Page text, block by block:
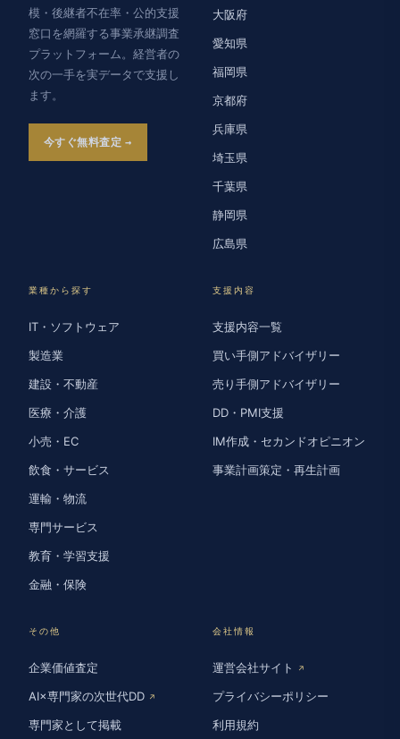
模・後継者不在率・公的支援
窓口を網羅する事業承継調査
プラットフォーム。経営者の
次の一手を実データで支援し
ます。
今すぐ無料査定
大阪府
愛知県
福岡県
京都府
兵庫県
埼玉県
千葉県
静岡県
広島県
業種から探す
IT・ソフトウェア
製造業
建設・不動産
医療・介護
小売・EC
飲食・サービス
運輸・物流
専門サービス
教育・学習支援
金融・保険
支援内容
支援内容一覧
買い手側アドバイザリー
売り手側アドバイザリー
DD・PMI支援
IM作成・セカンドオピニオン
事業計画策定・再生計画
その他
企業価値査定
AI×専門家の次世代DD ↗
専門家として掲載
会社情報
運営会社サイト ↗
プライバシーポリシー
利用規約